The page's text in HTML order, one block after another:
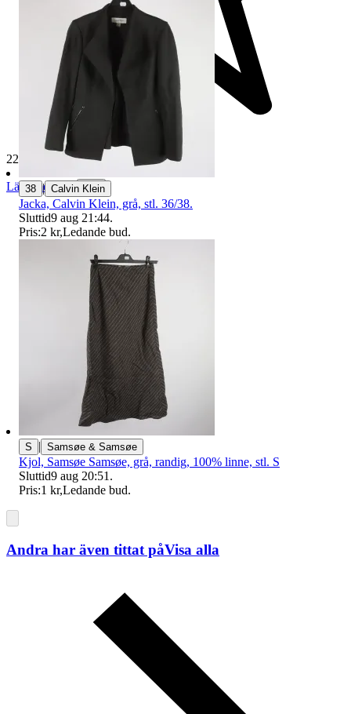
229 442 omdömen
Läs omdömen Följ
38 | Calvin Klein
Jacka, Calvin Klein, grå, stl. 36/38.
Sluttid9 aug 21:44.
Pris:2 kr,Ledande bud.
S | Samsøe & Samsøe
Kjol, Samsøe Samsøe, grå, randig, 100% linne, stl. S
Sluttid9 aug 20:51 .
Pris:1 kr,Ledande bud.
Andra har även tittat påVisa alla